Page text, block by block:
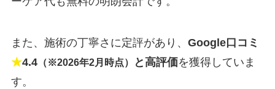
また、施術の丁寧さに定評があり、 Google口コミ
★4.4（※2026年2月時点） と高評価を獲得していま
す。